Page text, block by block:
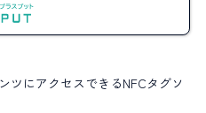
ツにアクセスできるNFCタグソ